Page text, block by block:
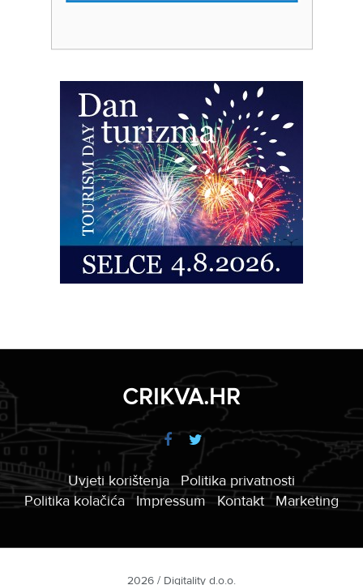
CRIKVA.HR
Uvjeti korištenja
Politika privatnosti
Politika kolačića
Impressum Kontakt Marketing
2026 / Digitality d.o.o.